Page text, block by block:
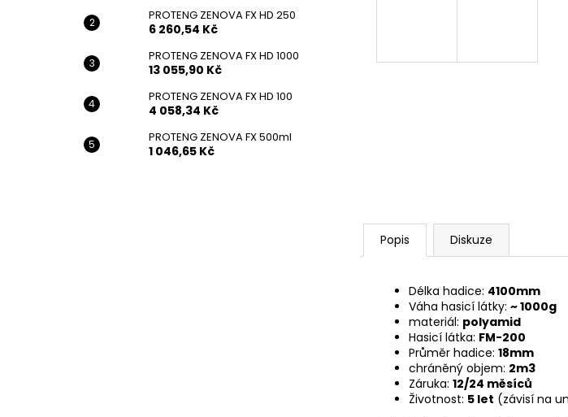
PROTENG ZENOVA FX HD 250
6 260,54 Kč
PROTENG ZENOVA FX HD 1000
13 055,90 Kč
PROTENG ZENOVA FX HD 100
4 058,34 Kč
PROTENG ZENOVA FX 500ml
1 046,65 Kč
Popis Diskuze
Délka hadice: 4100mm
Váha hasicí látky: ~1000g
materiál: polyamid
Hasicí látka: FM-200
Průměr hadice: 18mm
chráněný objem: 2m3
Záruka: 12/24 měsíců
Životnost: 5 let (závisí na
7 833,54 Kč